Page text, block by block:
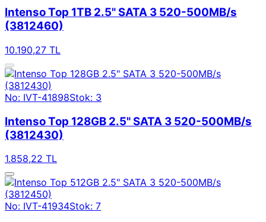
Intenso Top 1TB 2.5" SATA 3 520-500MB/s
(3812460)
10.190,27 TL
No: IVT-41898Stok: 3
Intenso Top 128GB 2.5" SATA 3 520-500MB/s
(3812430)
1.858,22 TL
No: IVT-41934Stok: 7